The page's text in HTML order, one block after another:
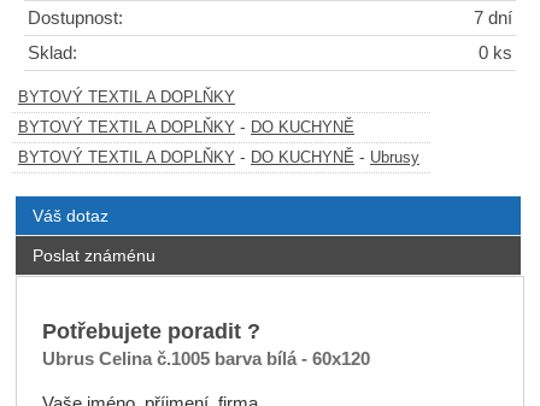
Dostupnost:
7 dní
Sklad:
0 ks
BYTOVÝ TEXTIL A DOPLŇKY
BYTOVÝ TEXTIL A DOPLŇKY - DO KUCHYNĚ
BYTOVÝ TEXTIL A DOPLŇKY - DO KUCHYNĚ - Ubrusy
Váš dotaz
Poslat známénu
Potřebujete poradit ?
Ubrus Celina č.1005 barva bílá - 60x120